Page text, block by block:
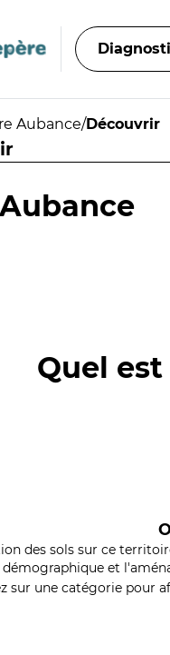
Aubance/Découvrir
Quel
des sols sur ce
et
sur une catégorie pour